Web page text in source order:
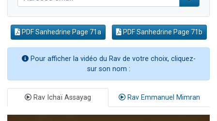
PDF Sanhedrine Page 71a PDF Sanhedrine Page 71b
Pour afficher la vidéo du Rav de votre choix, cliquez-
sur son nom :
Rav Ichaï Assayag Rav Emmanuel Mimran